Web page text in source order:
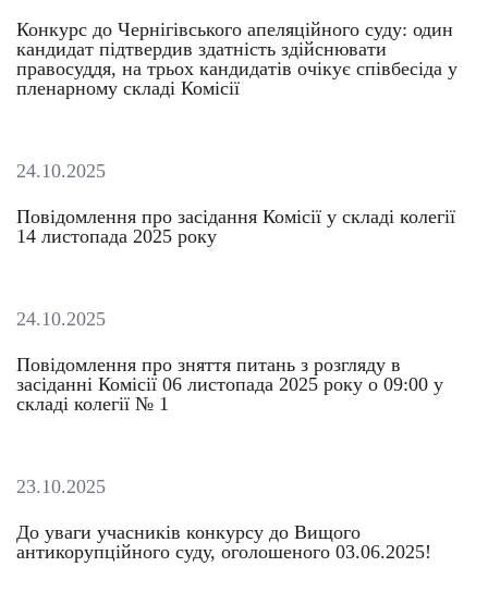
Конкурс до Чернігівського апеляційного суду: один
кандидат підтвердив здатність здійснювати
правосуддя, на трьох кандидатів очікує співбесіда у
пленарному складі Комісії
24.10.2025
Повідомлення про засідання Комісії у складі колегії
14 листопада 2025 року
24.10.2025
Повідомлення про зняття питань з розгляду в
засіданні Комісії 06 листопада 2025 року о 09:00 у
складі колегії № 1
23.10.2025
До уваги учасників конкурсу до Вищого
антикорупційного суду, оголошеного 03.06.2025!